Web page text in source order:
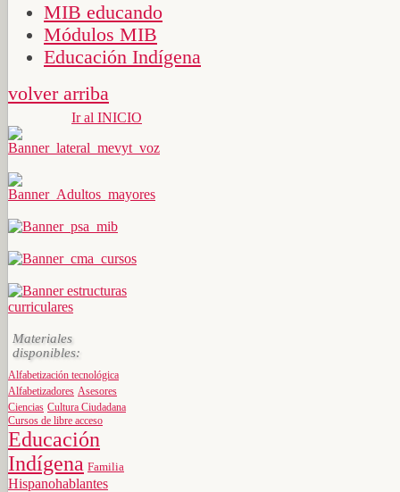
MIB educando
Módulos MIB
Educación Indígena
volver arriba
Ir al INICIO
Materiales
disponibles:
Alfabetización tecnológica
Alfabetizadores Asesores
Ciencias Cultura Ciudadana
Cursos de libre acceso
Educación
Indígena Familia
Hispanohablantes